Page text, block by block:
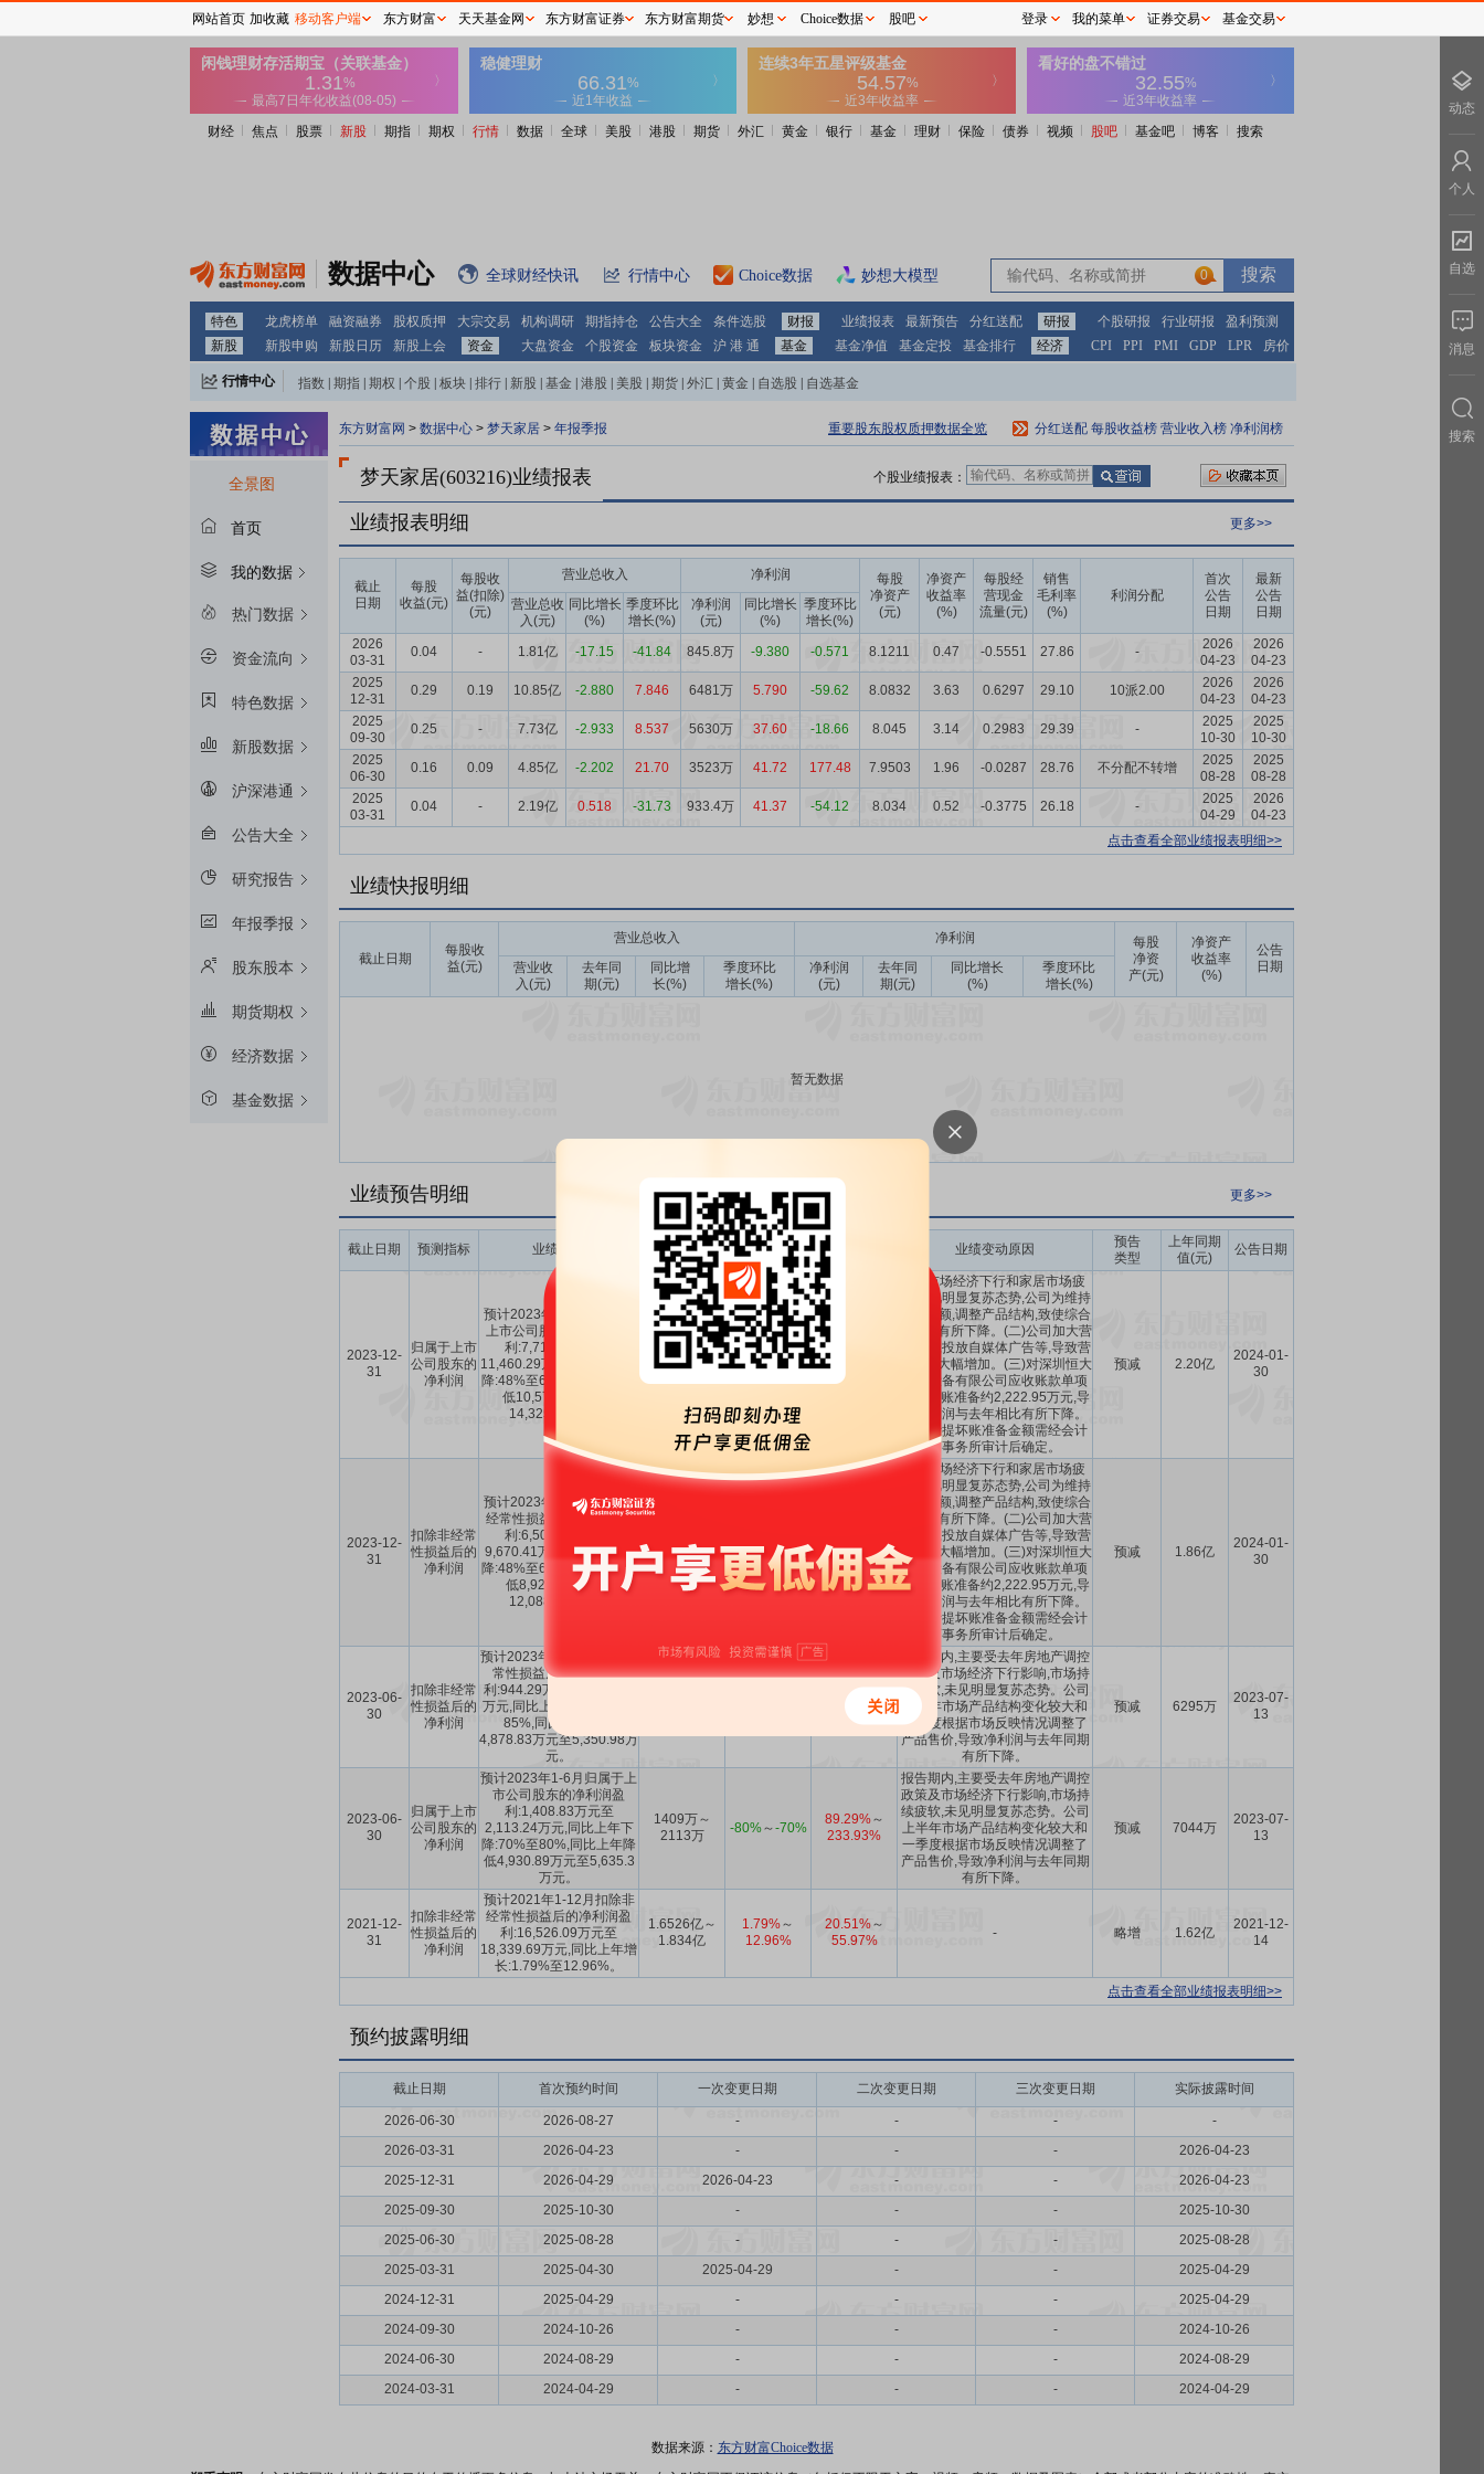
财经 焦点 股票 新股 期指 期权 行情 数据 全球 美股 港股 期货 外汇 黄金 银行 基金 理财 保险 债券 视频 股吧 基金吧 博客 搜索
数据中心 全球财经快讯 行情中心 Choice数据 妙想大模型 0
特色 龙虎榜单 融资融券 股权质押 大宗交易 机构调研 期指持仓 公告大全 条件选股 财报 业绩报表 最新预告 分红送配 研报 个股研报 行业研报
盈利预测
新股
新股申购 新股日历 新股上会 资金 大盘资金 个股资金 板块资金 沪 港 通 基金 基金净值 基金定投 基金排行 经济 CPI PPI PMI GDP LPR 房价
行情中心 指数 期指 期权 个股 板块 排行 新股 基金 港股 美股 期货 外汇 黄金 自选股 自选基金
全景图
首页
我的数据
热门数据
资金流向
特色数据
新股数据
沪深港通
公告大全
研究报告
年报季报
股东股本
期货期权
经济数据
基金数据
东方财富网 > 数据中心 > 梦天家居 > 年报季报 重要股东股权质押数据全览 分红送配 每股收益榜 营业收入榜 净利润榜
梦天家居(603216)业绩报表 个股业绩报表：
业绩报表明细 更多>>
截止
日期
每股
收益(元)
每股收
益(扣除)
(元)
营业总收入 净利润
每股
净资产
(元)
净资产
收益率
(%)
每股经
营现金
流量(元)
销售
毛利率
(%)
利润分配
首次
公告
日期
最新
公告
日期
营业总收
入(元)
同比增长
(%)
季度环比
增长(%)
净利润
(元)
同比增长
(%)
季度环比
增长(%)
2026
03-31
0.04 - 1.81亿 -17.15 -41.84 845.8万 -9.380 -0.571 8.1211 0.47 -0.5551 27.86 -
2026
04-23
2026
04-23
2025
12-31
0.29 0.19 10.85亿 -2.880 7.846 6481万 5.790 -59.62 8.0832 3.63 0.6297 29.10 10派2.00
2026
04-23
2026
04-23
2025
09-30
0.25 - 7.73亿 -2.933 8.537 5630万 37.60 -18.66 8.045 3.14 0.2983 29.39 -
2025
10-30
2025
10-30
2025
06-30
0.16 0.09 4.85亿 -2.202 21.70 3523万 41.72 177.48 7.9503 1.96 -0.0287 28.76 不分配不转增
2025
08-28
2025
08-28
2025
03-31
0.04 - 2.19亿 0.518 -31.73 933.4万 41.37 -54.12 8.034 0.52 -0.3775 26.18 -
2025
04-29
2026
04-23
点击查看全部业绩报表明细>>
业绩快报明细
截止日期
每股收
益(元)
营业总收入 净利润
每股
净资
产(元)
净资产
收益率
(%)
公告
日期
营业收
入(元)
去年同
期(元)
同比增
长(%)
季度环比
增长(%)
净利润
(元)
去年同
期(元)
同比增长
(%)
季度环比
增长(%)
暂无数据
业绩预告明细 更多>>
截止日期 预测指标 业绩变动 预测数值(元) 业绩变动同比 业绩变动环比 业绩变动原因
预告
类型
上年同期
值(元)
公告日期
2023-12-
31
归属于上市
公司股东的
净利润
预计2023年1-12月归属于
上市公司股东的净利润盈
利:7,713.65万元至
11,460.29万元,同比上年下
降:48%至65%,同比上年降
低10,578.72万元至
14,325.36万元。
7714万～
1.146亿
-65%～ -48%
24.26%
165.81%
(一)市场经济下行和家居市场疲
软,未见明显复苏态势,公司为维持
市场份额,调整产品结构,致使综合
毛利率有所下降。(二)公司加大营
销力度,投放自媒体广告等,导致营
销费用大幅增加。(三)对深圳恒大
材料设备有限公司应收账款单项
计提坏账准备约2,222.95万元,导
致净利润与去年相比有所下降。
最终计提坏账准备金额需经会计
师事务所审计后确定。
预减 2.20亿
2024-01-
30
2023-12-
31
扣除非经常
性损益后的
净利润
预计2023年1-12月扣除非
经常性损益后的净利润盈
利:6,508.93万元至
9,670.41万元,同比上年下
降:48%至65%,同比上年降
低8,926.54万元至
12,088.02万元。
6509万～
9670万
-65%～-48%
53.38%
202.76%
(一)市场经济下行和家居市场疲
软,未见明显复苏态势,公司为维持
市场份额,调整产品结构,致使综合
毛利率有所下降。(二)公司加大营
销力度,投放自媒体广告等,导致营
销费用大幅增加。(三)对深圳恒大
材料设备有限公司应收账款单项
计提坏账准备约2,222.95万元,导
致净利润与去年相比有所下降。
最终计提坏账准备金额需经会计
师事务所审计后确定。
预减 1.86亿
2024-01-
30
2023-06-
30
扣除非经常
性损益后的
净利润
预计2023年1-6月扣除非经
常性损益后的净利润盈
利:944.29万元至1,416.44
万元,同比上年下降:78%至
85%,同比上年降低
4,878.83万元至5,350.98万
元。
5822.71%～
8834.1%
报告期内,主要受去年房地产调控
政策及市场经济下行影响,市场持
续疲软,未见明显复苏态势。公司
上半年市场产品结构变化较大和
一季度根据市场反映情况调整了
产品售价,导致净利润与去年同期
有所下降。
预减 6295万
2023-07-
13
2023-06-
30
归属于上市
公司股东的
净利润
预计2023年1-6月归属于上
市公司股东的净利润盈
利:1,408.83万元至
2,113.24万元,同比上年下
降:70%至80%,同比上年降
低4,930.89万元至5,635.3
万元。
1409万～
2113万
-80%～-70%
89.29%～
233.93%
报告期内,主要受去年房地产调控
政策及市场经济下行影响,市场持
续疲软,未见明显复苏态势。公司
上半年市场产品结构变化较大和
一季度根据市场反映情况调整了
产品售价,导致净利润与去年同期
有所下降。
预减 7044万
2023-07-
13
2021-12-
31
扣除非经常
性损益后的
净利润
预计2021年1-12月扣除非
经常性损益后的净利润盈
利:16,526.09万元至
18,339.69万元,同比上年增
长:1.79%至12.96%。
1.6526亿～
1.834亿
1.79%～
12.96%
20.51%～
55.97%
- 略增 1.62亿
2021-12-
14
点击查看全部业绩报表明细>>
预约披露明细
截止日期 首次预约时间 一次变更日期 二次变更日期 三次变更日期 实际披露时间
2026-06-30 2026-08-27 - - -
-
2026-03-31
2026-04-23 - - -
2026-04-23
2025-12-31
2026-04-29 2026-04-23 - -
2026-04-23
2025-09-30
2025-10-30 - - -
2025-10-30
2025-06-30
2025-08-28 - - -
2025-08-28
2025-03-31
2025-04-30 2025-04-29 - -
2025-04-29
2024-12-31
2025-04-29 - - -
2025-04-29
2024-09-30
2024-10-26 - - -
2024-10-26
2024-06-30
2024-08-29 - - -
2024-08-29
2024-03-31
2024-04-29 - - - 2024-04-29
数据来源： 东方财富Choice数据
网站首页 加收藏 移动客户端 东方财富 天天基金网 东方财富证券 东方财富期货 妙想 Choice数据 股吧 登录 我的菜单 证券交易 基金交易
动态
个人
自选
消息
搜索